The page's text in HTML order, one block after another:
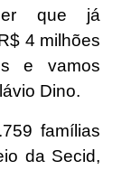
que já
4 milhões
e vamos
Dino.
famílias
da Secid,